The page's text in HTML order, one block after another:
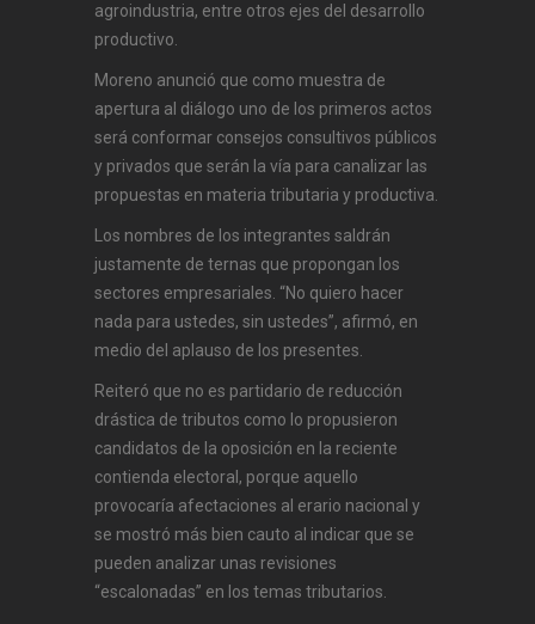
agroindustria, entre otros ejes del desarrollo
productivo.
Moreno anunció que como muestra de
apertura al diálogo uno de los primeros actos
será conformar consejos consultivos públicos
y privados que serán la vía para canalizar las
propuestas en materia tributaria y productiva.
Los nombres de los integrantes saldrán
justamente de ternas que propongan los
sectores empresariales. “No quiero hacer
nada para ustedes, sin ustedes”, afirmó, en
medio del aplauso de los presentes.
Reiteró que no es partidario de reducción
drástica de tributos como lo propusieron
candidatos de la oposición en la reciente
contienda electoral, porque aquello
provocaría afectaciones al erario nacional y
se mostró más bien cauto al indicar que se
pueden analizar unas revisiones
“escalonadas” en los temas tributarios.